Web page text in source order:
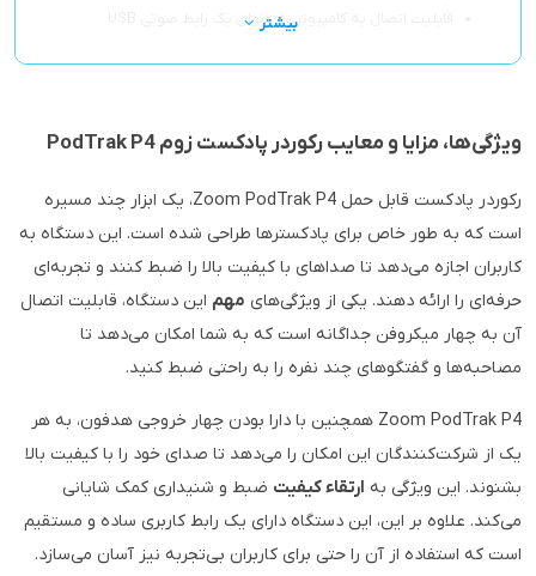
قابلیت اتصال به کامپیوتر به عنوان یک رابط صوتی USB
بیشتر
ویژگی‌ها، مزایا و معایب رکوردر پادکست زوم PodTrak P4
رکوردر پادکست قابل حمل Zoom PodTrak P4، یک ابزار چند مسیره
است که به طور خاص برای پادکسترها طراحی شده است. این دستگاه به
کاربران اجازه می‌دهد تا صداهای با کیفیت بالا را ضبط کنند و تجربه‌ای
حرفه‌ای را ارائه دهند. یکی از ویژگی‌های مهم این دستگاه، قابلیت اتصال
آن به چهار میکروفن جداگانه است که به شما امکان می‌دهد تا
مصاحبه‌ها و گفتگوهای چند نفره را به راحتی ضبط کنید.
Zoom PodTrak P4 همچنین با دارا بودن چهار خروجی هدفون، به هر
یک از شرکت‌کنندگان این امکان را می‌دهد تا صدای خود را با کیفیت بالا
بشنوند. این ویژگی به ارتقاء کیفیت ضبط و شنیداری کمک شایانی
می‌کند. علاوه بر این، این دستگاه دارای یک رابط کاربری ساده و مستقیم
است که استفاده از آن را حتی برای کاربران بی‌تجربه نیز آسان می‌سازد.